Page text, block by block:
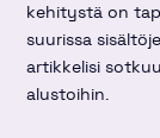
kehitystä on
suurissa
artikkelisi
alustoihin.